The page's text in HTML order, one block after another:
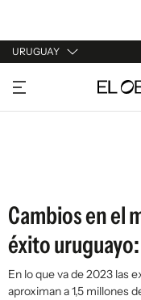
URUGUAY
URUGUAY
ARGENTINA
Cambios en el
éxito
En lo que va de 2023 las
aproximan a 1,5 millones